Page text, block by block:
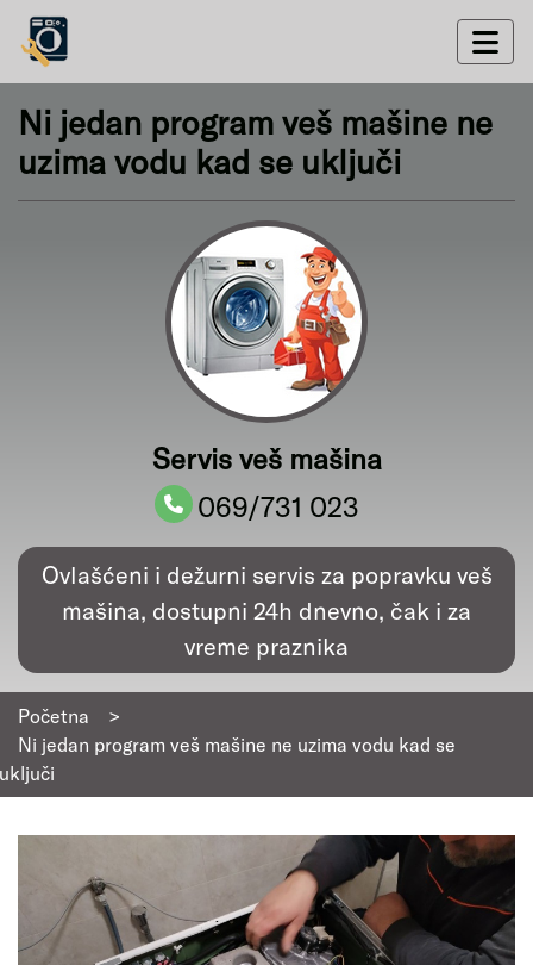
Ni jedan program veš mašine ne
uzima vodu kad se uključi
Servis veš mašina
069/731 023
Ovlašćeni i dežurni servis za popravku veš
mašina, dostupni 24h dnevno, čak i za
vreme praznika
Početna
>
Ni jedan program veš mašine ne uzima vodu kad se
uključi